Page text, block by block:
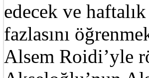
edecek ve
fazlasını
Alsem Roidi’yle